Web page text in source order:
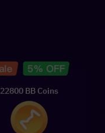
22800 BB Coins